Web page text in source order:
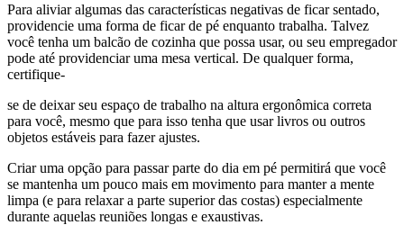
Para aliviar algumas das características negativas de ficar sentado,
providencie uma forma de ficar de pé enquanto trabalha. Talvez
você tenha um balcão de cozinha que possa usar, ou seu empregador
pode até providenciar uma mesa vertical. De qualquer forma,
certifique-
se de deixar seu espaço de trabalho na altura ergonômica correta
para você, mesmo que para isso tenha que usar livros ou outros
objetos estáveis para fazer ajustes.
Criar uma opção para passar parte do dia em pé permitirá que você
se mantenha um pouco mais em movimento para manter a mente
limpa (e para relaxar a parte superior das costas) especialmente
durante aquelas reuniões longas e exaustivas.